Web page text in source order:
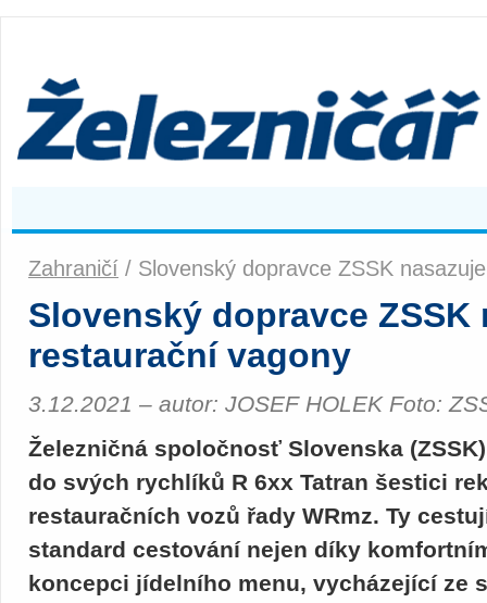
Zahraničí / Slovenský dopravce ZSSK
Slovenský dopravce ZSSK
restaurační vagony
3.12.2021 – autor: JOSEF HOLEK Foto:
Železničná spoločnosť Slovenska
do svých rychlíků R 6xx Tatran šestici
restauračních vozů řady WRmz. Ty
standard cestování nejen díky
koncepci jídelního menu, vycházející ze